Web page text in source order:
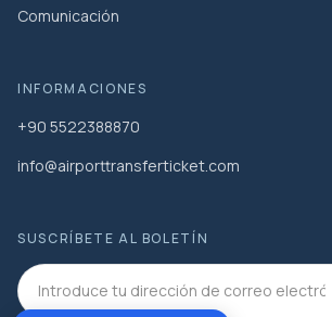
Comunicación
INFORMACIONES
+90 5522388870
info@airporttransferticket.com
SUSCRÍBETE AL BOLETÍN